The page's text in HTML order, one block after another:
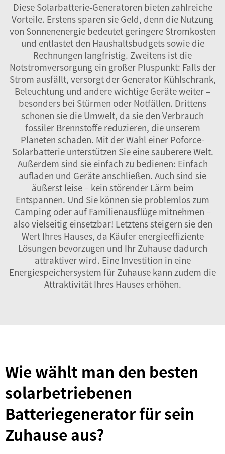
Diese Solarbatterie-Generatoren bieten zahlreiche
Vorteile. Erstens sparen sie Geld, denn die Nutzung
von Sonnenenergie bedeutet geringere Stromkosten
und entlastet den Haushaltsbudgets sowie die
Rechnungen langfristig. Zweitens ist die
Notstromversorgung ein großer Pluspunkt: Falls der
Strom ausfällt, versorgt der Generator Kühlschrank,
Beleuchtung und andere wichtige Geräte weiter –
besonders bei Stürmen oder Notfällen. Drittens
schonen sie die Umwelt, da sie den Verbrauch
fossiler Brennstoffe reduzieren, die unserem
Planeten schaden. Mit der Wahl einer Poforce-
Solarbatterie unterstützen Sie eine sauberere Welt.
Außerdem sind sie einfach zu bedienen: Einfach
aufladen und Geräte anschließen. Auch sind sie
äußerst leise – kein störender Lärm beim
Entspannen. Und Sie können sie problemlos zum
Camping oder auf Familienausflüge mitnehmen –
also vielseitig einsetzbar! Letztens steigern sie den
Wert Ihres Hauses, da Käufer energieeffiziente
Lösungen bevorzugen und Ihr Zuhause dadurch
attraktiver wird. Eine Investition in eine
Energiespeichersystem für Zuhause kann zudem die
Attraktivität Ihres Hauses erhöhen.
Wie wählt man den besten
solarbetriebenen
Batteriegenerator für sein
Zuhause aus?